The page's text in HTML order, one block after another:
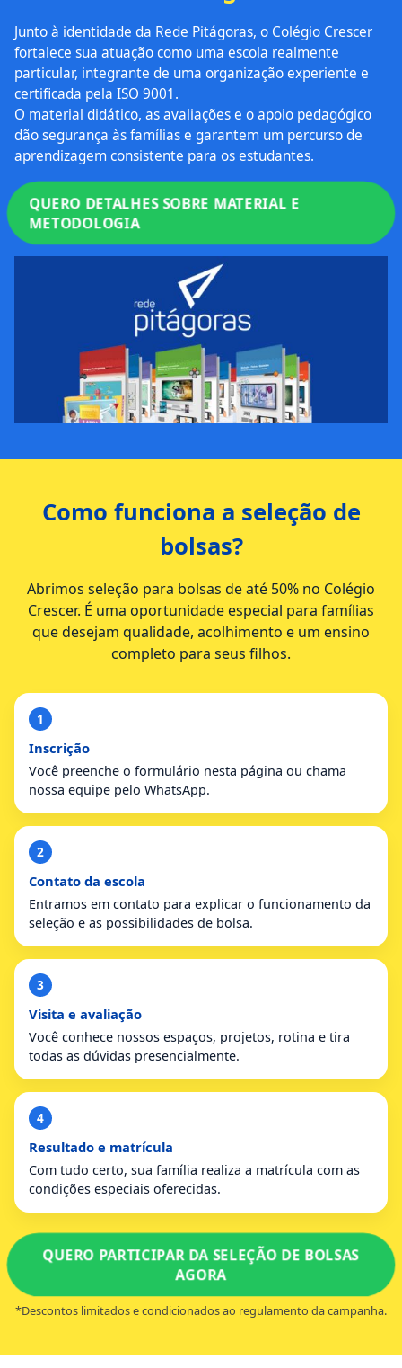
Junto à identidade da Rede Pitágoras, o Colégio Crescer
fortalece sua atuação como uma escola realmente
particular, integrante de uma organização experiente e
certificada pela ISO 9001.
O material didático, as avaliações e o apoio pedagógico
dão segurança às famílias e garantem um percurso de
aprendizagem consistente para os estudantes.
QUERO DETALHES SOBRE MATERIAL E
METODOLOGIA
Como funciona a seleção de
bolsas?
Abrimos seleção para bolsas de até 50% no Colégio
Crescer. É uma oportunidade especial para famílias
que desejam qualidade, acolhimento e um ensino
completo para seus filhos.
1
Inscrição
Você preenche o formulário nesta página ou chama
nossa equipe pelo WhatsApp.
2
Contato da escola
Entramos em contato para explicar o funcionamento da
seleção e as possibilidades de bolsa.
3
Visita e avaliação
Você conhece nossos espaços, projetos, rotina e tira
todas as dúvidas presencialmente.
4
Resultado e matrícula
Com tudo certo, sua família realiza a matrícula com as
condições especiais oferecidas.
QUERO PARTICIPAR DA SELEÇÃO DE BOLSAS
AGORA
*Descontos limitados e condicionados ao regulamento da campanha.